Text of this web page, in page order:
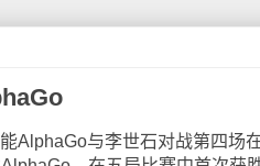
与李世石对战第四场